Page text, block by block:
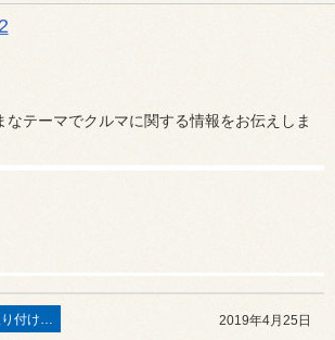
なテーマでクルマに関する情報をお伝えしま
用品取り付け作業 2019年4月25日